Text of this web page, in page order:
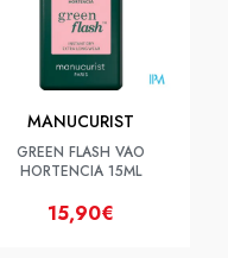
MANUCURIST
GREEN FLASH VAO
HORTENCIA 15ML
15,90€